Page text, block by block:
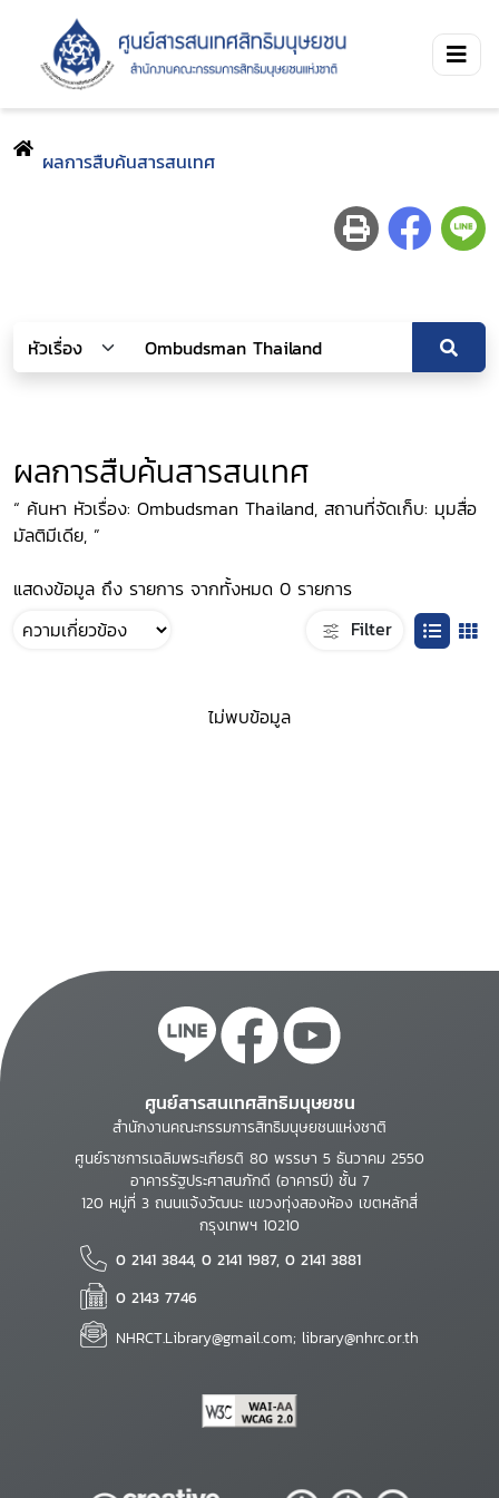
ผลการสืบค้นสารสนเทศ
ผลการสืบค้นสารสนเทศ
“ ค้นหา หัวเรื่อง: Ombudsman Thailand, สถานที่จัดเก็บ: มุมสื่อ
มัลติมีเดีย, ”
แสดงข้อมูล ถึง รายการ จากทั้งหมด 0 รายการ
Filter
ไม่พบข้อมูล
ศูนย์สารสนเทศสิทธิมนุษยชน
สำนักงานคณะกรรมการสิทธิมนุษยชนแห่งชาติ
ศูนย์ราชการเฉลิมพระเกียรติ 80 พรรษา 5 ธันวาคม 2550
อาคารรัฐประศาสนภักดี (อาคารบี) ชั้น 7
120 หมู่ที่ 3 ถนนแจ้งวัฒนะ แขวงทุ่งสองห้อง เขตหลักสี่
กรุงเทพฯ 10210
0 2141 3844, 0 2141 1987, 0 2141 3881
0 2143 7746
NHRCT.Library@gmail.com; library@nhrc.or.th